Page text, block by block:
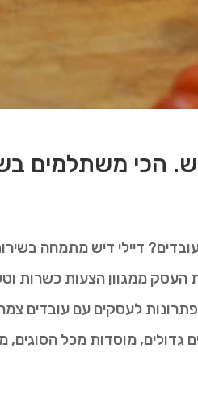
הכי משתלמים
דיילי דיש מתמחה
ממגוון הצעות כשרות
לעסקים עם עובדים
מוסדות מכל הסוגים,